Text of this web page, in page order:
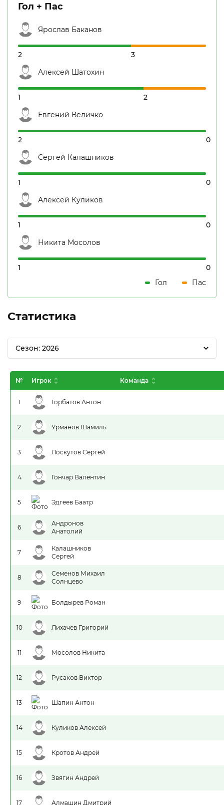
Гол + Пас
Ярослав Баканов
2
3
Алексей Шатохин
1
2
Евгений Величко
2
0
Сергей Калашников
1
0
Алексей Куликов
1
0
Никита Мосолов
1
0
Гол
Пас
Статистика
Сезон: 2026
№ Игрок Команда
1 Горбатов Антон
2 Урманов Шамиль
3 Лоскутов Сергей
4 Гончар Валентин
5 Эдгеев Баатр
6
Андронов
Анатолий
7
Калашников
Сергей
8
Семенов Михаил
Солнцево
9 Болдырев Роман
10 Лихачев Григорий
11 Мосолов Никита
12 Русаков Виктор
13 Шапин Антон
14 Куликов Алексей
15 Кротов Андрей
16 Звягин Андрей
17 Алмашин Дмитрий